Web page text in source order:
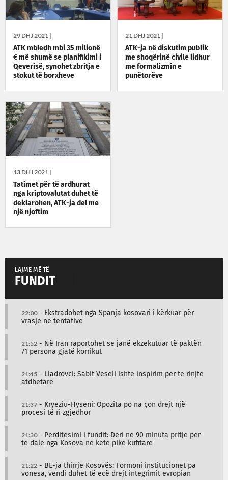
29 DHJ 2021 |
ATK mbledh mbi 35 milionë
€ më shumë se planifikimi i
Qeverisë, synohet zbritja e
stokut të borxheve
21 DHJ 2021 |
ATK-ja në diskutim publik
me shoqërinë civile lidhur
me formalizmin e
punëtorëve
13 DHJ 2021 |
Tatimet për të ardhurat
nga kriptovalutat duhet të
deklarohen, ATK-ja del me
një njoftim
LAJME MË TË
FUNDIT
22:00- Ekstradohet nga Spanja kosovari i kërkuar për
vrasje në tentativë
21:52 - Në Iran raportohet se janë ekzekutuar të paktën
71 persona gjatë korrikut
21:45 - Lladrovci: Sabit Veseli ishte inspirim për të rinjtë
atdhetarë
21:37 - Kryeziu-Hyseni: Opozita po na çon drejt një
procesi të ri zgjedhor
21:30- Përditësimi i fundit: Deri në 90 minuta pritje për
të dalë nga Kosova në këtë pikë kufitare
21:22 - BE-ja thirrje Kosovës: Formoni institucionet pa
vonesa, vendi duhet të ecë drejt integrimit evropian